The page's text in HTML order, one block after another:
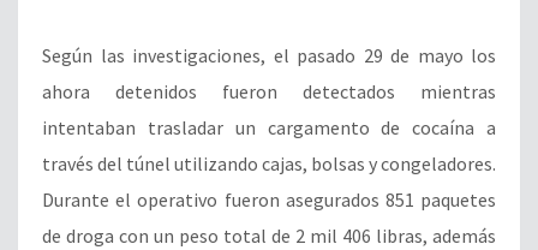
Según las investigaciones, el pasado 29 de mayo los
ahora detenidos fueron detectados mientras
intentaban trasladar un cargamento de cocaína a
través del túnel utilizando cajas, bolsas y congeladores.
Durante el operativo fueron asegurados 851 paquetes
de droga con un peso total de 2 mil 406 libras, además